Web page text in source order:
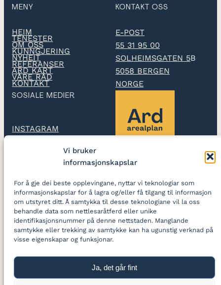
Vi bruker
informasjonskapslar
For å gje dei beste opplevingane, nyttar vi teknologiar som
informasjonskapslar for å lagra og/eller få tilgang til informasjon
om utstyret ditt. Å samtykka til desse teknologiane vil la oss
behandle data som nettlesaråtferd eller unike
identifikasjonsnummer på denne nettstaden. Manglande
samtykke eller trekking av samtykke kan ha ugunstig verknad på
visse eigenskapar og funksjonar.
Ja, det går fint
MENY
HEIM
TENESTER
OM OSS
KUNNGJERING
NYHEIT
REFERANSER
ARD KART
VÅRE RÅD
KONTAKT
KONTAKT OSS
E-POST
55 31 95 00
SOLHEIMSGATEN 5B
5058 BERGEN
NORGE
SOSIALE MEDIER
INSTAGRAM
Ard arealplan
reguleringsplanar og
skapar gode stader
LOGG INN